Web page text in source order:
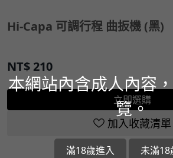
Hi-Capa 可調行程 曲扳機 (黑)
NT$ 210
立即選購
加入收藏清單
本網站內含成人內容
覽。
滿18歲進入 未滿18